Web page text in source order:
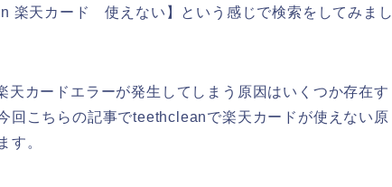
天カード 使えない】という感じで検索をしてみまし
カードエラーが発生してしまう原因はいくつか存在す
回こちらの記事でteethcleanで楽天カードが使えない原
す。